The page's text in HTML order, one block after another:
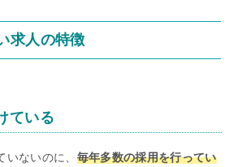
求人の特徴
ている
ないのに、 毎年多数の採用を行ってい